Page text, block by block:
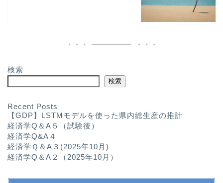
検索
検索
Recent Posts
【GDP】LSTMモデルを使った県内総生産の推計
経済学Q＆A５（試験後）
経済学Q&A４
経済学Ｑ＆A３(2025年10月)
経済学Q＆A２（2025年10月）